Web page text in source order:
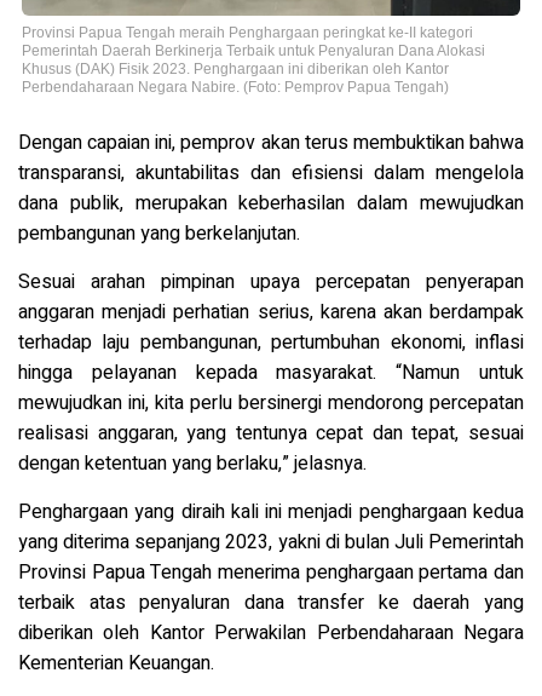
Provinsi Papua Tengah meraih Penghargaan peringkat ke-II kategori
Pemerintah Daerah Berkinerja Terbaik untuk Penyaluran Dana Alokasi
Khusus (DAK) Fisik 2023. Penghargaan ini diberikan oleh Kantor
Perbendaharaan Negara Nabire. (Foto: Pemprov Papua Tengah)
Dengan capaian ini, pemprov akan terus membuktikan bahwa
transparansi, akuntabilitas dan efisiensi dalam mengelola
dana publik, merupakan keberhasilan dalam mewujudkan
pembangunan yang berkelanjutan.
Sesuai arahan pimpinan upaya percepatan penyerapan
anggaran menjadi perhatian serius, karena akan berdampak
terhadap laju pembangunan, pertumbuhan ekonomi, inflasi
hingga pelayanan kepada masyarakat. “Namun untuk
mewujudkan ini, kita perlu bersinergi mendorong percepatan
realisasi anggaran, yang tentunya cepat dan tepat, sesuai
dengan ketentuan yang berlaku,” jelasnya.
Penghargaan yang diraih kali ini menjadi penghargaan kedua
yang diterima sepanjang 2023, yakni di bulan Juli Pemerintah
Provinsi Papua Tengah menerima penghargaan pertama dan
terbaik atas penyaluran dana transfer ke daerah yang
diberikan oleh Kantor Perwakilan Perbendaharaan Negara
Kementerian Keuangan.